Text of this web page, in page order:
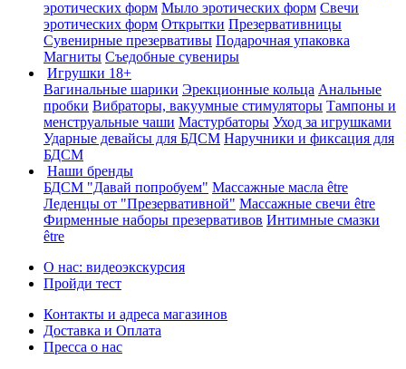
эротических форм Мыло эротических форм Свечи
эротических форм Открытки Презервативницы
Сувенирные презервативы Подарочная упаковка
Магниты Съедобные сувениры
Игрушки 18+
Вагинальные шарики Эрекционные кольца Анальные
пробки Вибраторы, вакуумные стимуляторы Тампоны и
менструальные чаши Мастурбаторы Уход за игрушками
Ударные девайсы для БДСМ Наручники и фиксация для
БДСМ
Наши бренды
БДСМ "Давай попробуем" Массажные масла être
Леденцы от "Презервативной" Массажные свечи être
Фирменные наборы презервативов Интимные смазки
être
О нас: видеоэкскурсия
Пройди тест
Контакты и адреса магазинов
Доставка и Оплата
Пресса о нас